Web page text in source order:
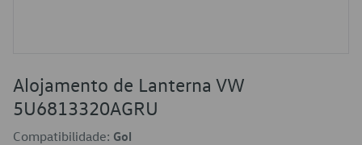
Alojamento de Lanterna VW
5U6813320AGRU
Compatibilidade: Gol